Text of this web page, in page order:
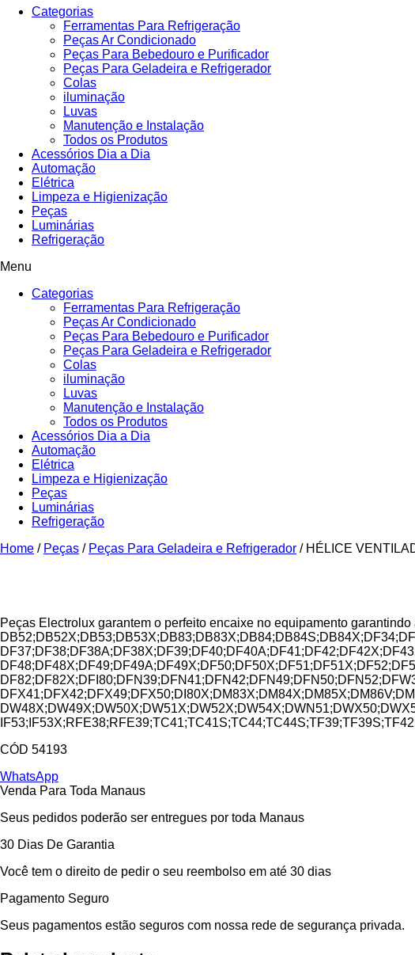
Categorias
Ferramentas Para Refrigeração
Peças Ar Condicionado
Peças Para Bebedouro e Purificador
Peças Para Geladeira e Refrigerador
Colas
iluminação
Luvas
Manutenção e Instalação
Todos os Produtos
Acessórios Dia a Dia
Automação
Elétrica
Limpeza e Higienização
Peças
Luminárias
Refrigeração
Menu
Categorias
Ferramentas Para Refrigeração
Peças Ar Condicionado
Peças Para Bebedouro e Purificador
Peças Para Geladeira e Refrigerador
Colas
iluminação
Luvas
Manutenção e Instalação
Todos os Produtos
Acessórios Dia a Dia
Automação
Elétrica
Limpeza e Higienização
Peças
Luminárias
Refrigeração
Home / Peças / Peças Para Geladeira e Refrigerador / HÉLICE
Peças Electrolux garantem o perfeito encaixe no equipamento
CÓD 54193
WhatsApp
Venda Para Toda Manaus
Seus pedidos poderão ser entregues por toda Manaus
30 Dias De Garantia
Você tem o direito de pedir o seu reembolso em até 30 dias
Pagamento Seguro
Seus pagamentos estão seguros com nossa rede de segurança privada.